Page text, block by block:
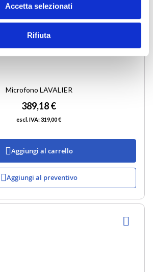
Accetta selezionati
Rifiuta
Microfono LAVALIER
389,18 €
319,00 €
Aggiungi al carrello
Aggiungi al preventivo